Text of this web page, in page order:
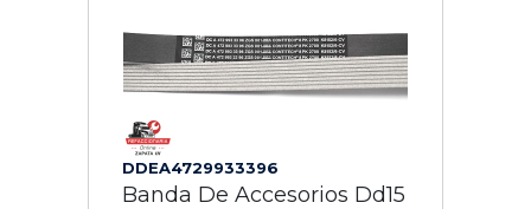
DDEA4729933396
Banda De Accesorios Dd15